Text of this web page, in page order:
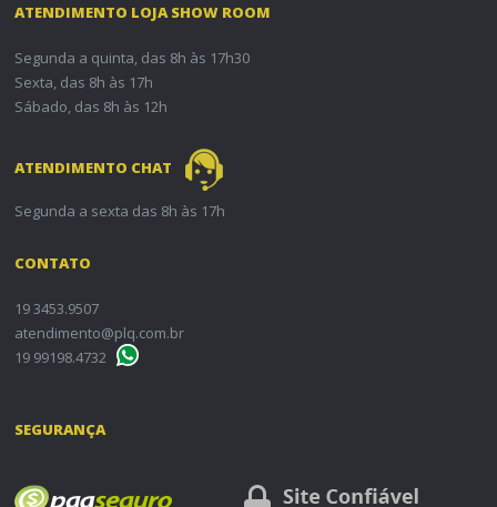
ATENDIMENTO LOJA SHOW ROOM
Segunda a quinta, das 8h às 17h30
Sexta, das 8h às 17h
Sábado, das 8h às 12h
ATENDIMENTO CHAT
Segunda a sexta das 8h às 17h
CONTATO
19 3453.9507
atendimento@plq.com.br
19 99198.4732
SEGURANÇA